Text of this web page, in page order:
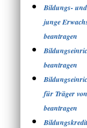
Bildungs-
junge
beantragen
beantragen
für Träger
beantragen